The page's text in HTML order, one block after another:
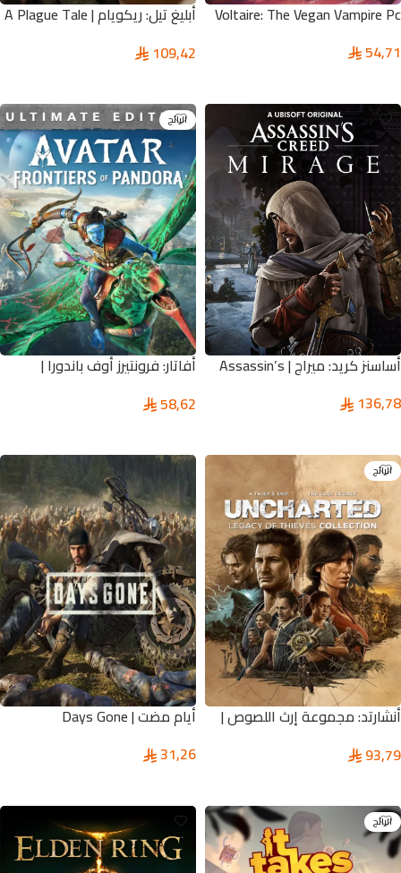
Voltaire: The Vegan Vampire Pc
54,71
أبليغ تيل: ريكويام | A Plague Tale
Requiem
109,42
أساسنز كريد: ميراج | Assassin’s
136,78
الرائج
أفاتار: فرونتيرز أوف باندورا |
ULTIMATE EDITION
58,62
الرائج
أنشارتد: مجموعة إرث اللصوص |
Thieves Collection
93,79
أيام مضت | Days Gone
31,26
الرائج